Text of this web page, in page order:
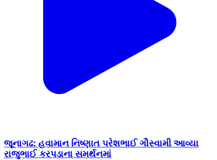
જૂનાગઢ: હવામાન નિષ્ણાત પરેશભાઈ ગૌસ્વામી આવ્યા
રાજુભાઈ કરપડાના સમર્થનમાં